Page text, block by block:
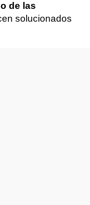
de las
solucionados